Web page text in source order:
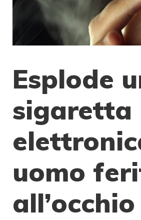
Esplode
sigaretta
uomo
all’occhio